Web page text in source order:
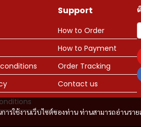
ใช้งานเว็บไซต์ของท่าน ท่านสามารถอ่านราย
Support
How to Order
How to Payment
Order Tracking
Contact us